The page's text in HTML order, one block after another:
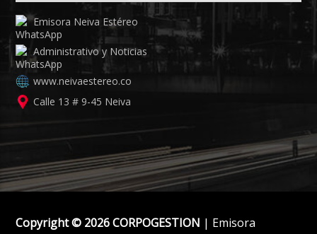
Emisora Neiva Estéreo
Administrativo y Noticias
www.neivaestereo.co
Calle 13 # 9-45 Neiva
Copyright © 2026 CORPOGESTION | Emisora